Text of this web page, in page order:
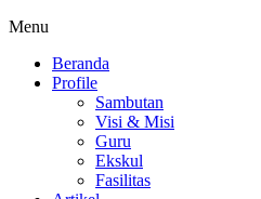
Menu
Beranda
Profile
Sambutan
Visi & Misi
Guru
Ekskul
Fasilitas